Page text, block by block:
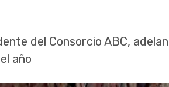
del Consorcio ABC,
año